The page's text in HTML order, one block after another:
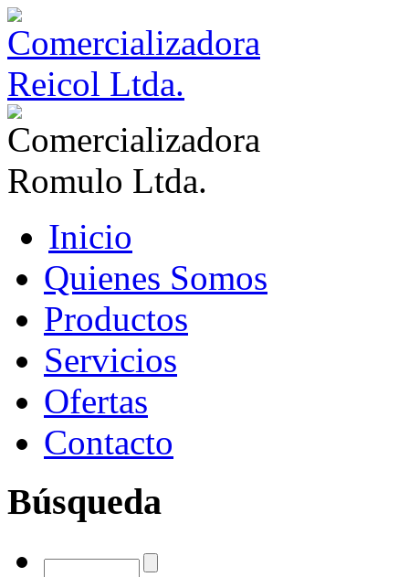
Inicio
Quienes Somos
Productos
Servicios
Ofertas
Contacto
Búsqueda